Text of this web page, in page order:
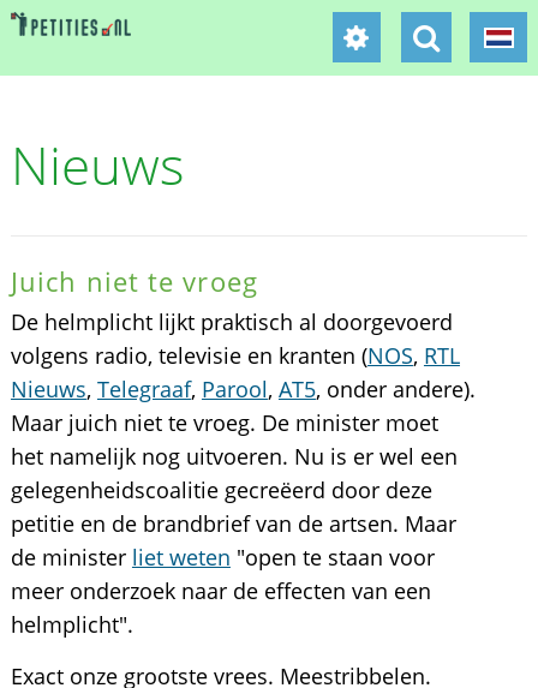
Nieuws
Juich niet te vroeg
De helmplicht lijkt praktisch al doorgevoerd
volgens radio, televisie en kranten (NOS, RTL
Nieuws, Telegraaf, Parool, AT5, onder andere).
Maar juich niet te vroeg. De minister moet
het namelijk nog uitvoeren. Nu is er wel een
gelegenheidscoalitie gecreëerd door deze
petitie en de brandbrief van de artsen. Maar
de minister liet weten "open te staan voor
meer onderzoek naar de effecten van een
helmplicht".
Exact onze grootste vrees. Meestribbelen.